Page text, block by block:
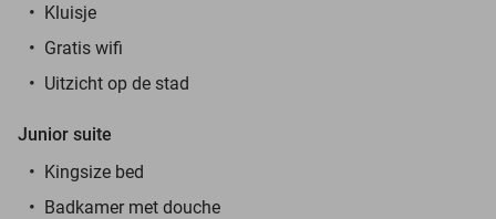
Kluisje
Gratis wifi
Uitzicht op de stad
Junior suite
Kingsize bed
Badkamer met douche